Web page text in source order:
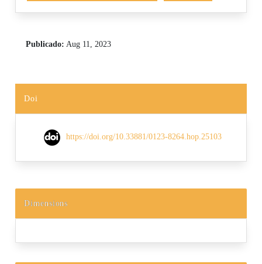
Publicado: Aug 11, 2023
Doi
https://doi.org/10.33881/0123-8264.hop.25103
Dimensions